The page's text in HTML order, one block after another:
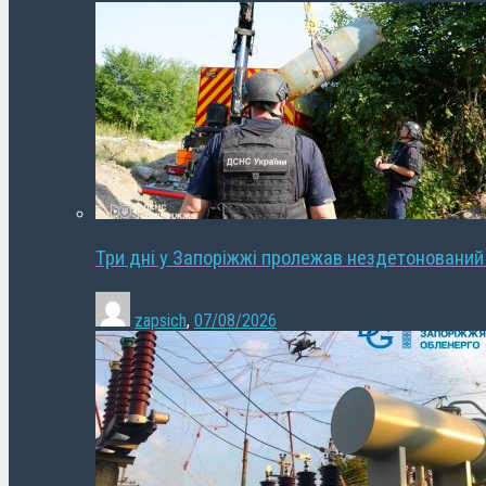
Три дні у Запоріжжі пролежав
zapsich, 07/08/2026